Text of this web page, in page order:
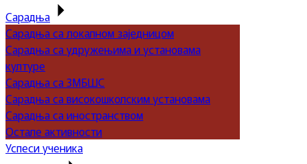
Сарадња
Сарадња са локалном заједницом
Сарадња са удружењима и установама
културе
Сарадња са ЗМБШС
Сарадња са високошколским установама
Сарадња са иностранством
Остале активности
Успеси ученика